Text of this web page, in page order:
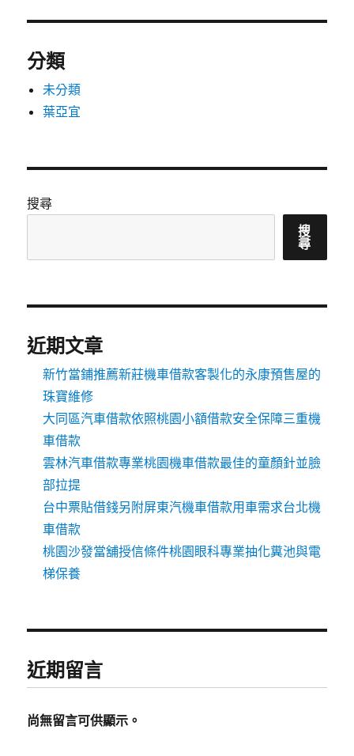
分類
未分類
葉亞宜
搜尋
搜
尋
近期文章
新竹當鋪推薦新莊機車借款客製化的永康預售屋的
珠寶維修
大同區汽車借款依照桃園小額借款安全保障三重機
車借款
雲林汽車借款專業桃園機車借款最佳的童顏針並臉
部拉提
台中票貼借錢另附屏東汽機車借款用車需求台北機
車借款
桃園沙發當舖授信條件桃園眼科專業抽化糞池與電
梯保養
近期留言
尚無留言可供顯示。